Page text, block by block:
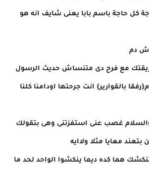
كل حاجة باسم بابا يعنى شايف انه هو
دم
مع فرح دى متنساش حديث الرسول
بالقوارير} انت جرحتها اودامنا كلنا
غصب عنى استفزتنى وهى بتقولك
معايا مثلا ولاايه
هما كده ديما ينكشوا الواحد لحد ما